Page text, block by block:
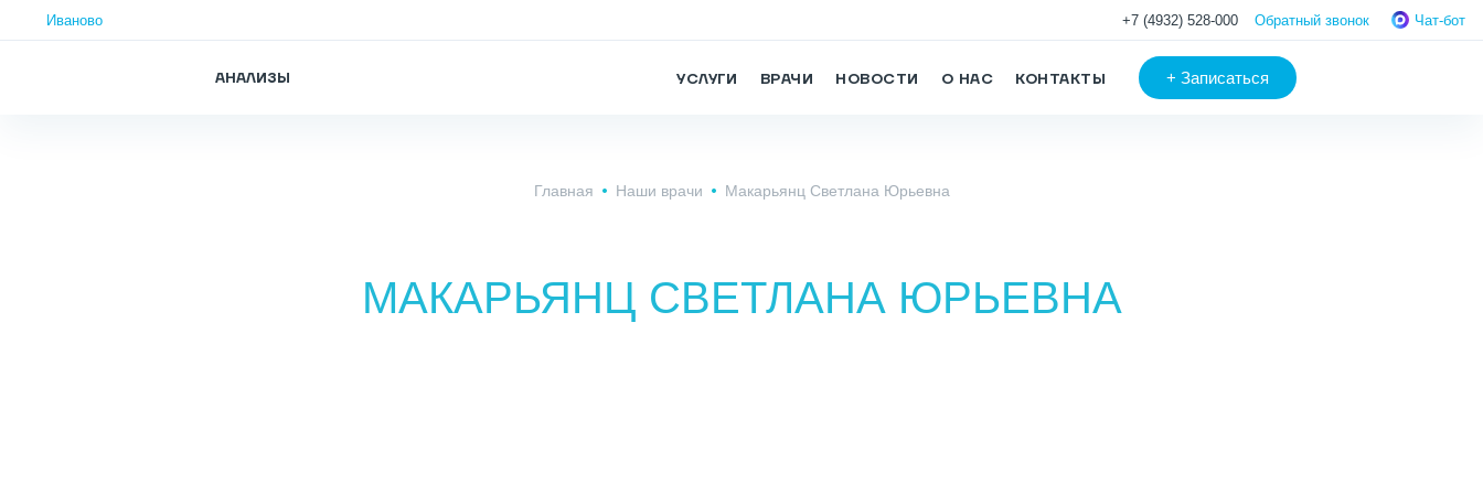
Иваново +7 (4932) 528-000 Обратный звонок Чат-бот
АНАЛИЗЫ УСЛУГИ ВРАЧИ НОВОСТИ О НАС КОНТАКТЫ + Записаться
Главная Наши врачи Макарьянц Светлана Юрьевна
МАКАРЬЯНЦ СВЕТЛАНА ЮРЬЕВНА